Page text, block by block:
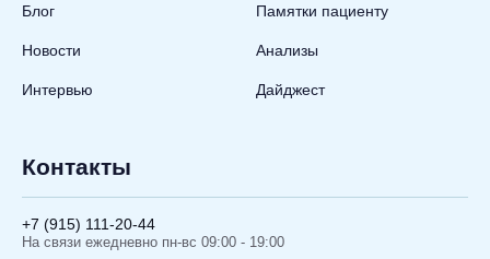
Блог
Новости
Интервью
Памятки пациенту
Анализы
Дайджест
Контакты
+7 (915) 111-20-44
На связи ежедневно пн-вс 09:00 - 19:00